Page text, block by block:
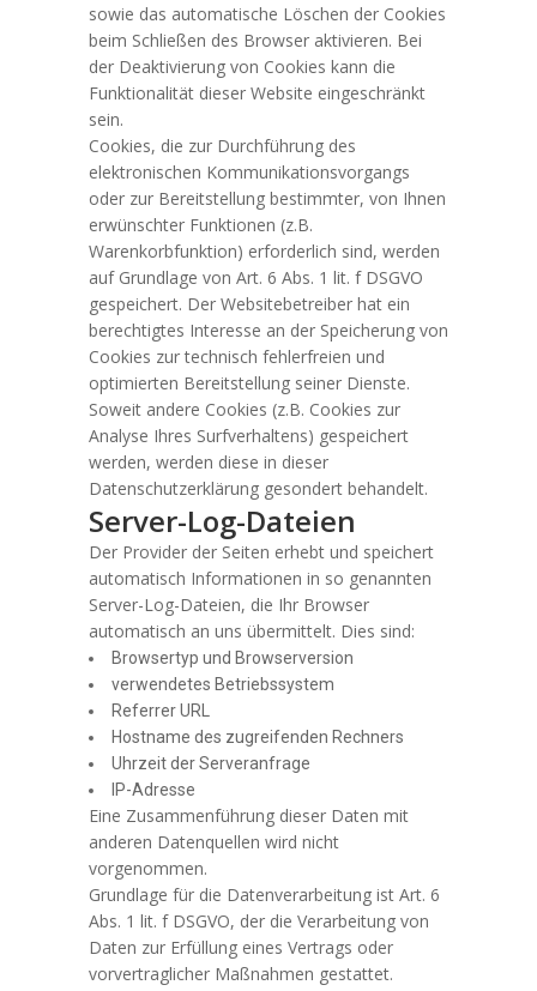
sowie das automatische Löschen der Cookies
beim Schließen des Browser aktivieren. Bei
der Deaktivierung von Cookies kann die
Funktionalität dieser Website eingeschränkt
sein.
Cookies, die zur Durchführung des
elektronischen Kommunikationsvorgangs
oder zur Bereitstellung bestimmter, von Ihnen
erwünschter Funktionen (z.B.
Warenkorbfunktion) erforderlich sind, werden
auf Grundlage von Art. 6 Abs. 1 lit. f DSGVO
gespeichert. Der Websitebetreiber hat ein
berechtigtes Interesse an der Speicherung von
Cookies zur technisch fehlerfreien und
optimierten Bereitstellung seiner Dienste.
Soweit andere Cookies (z.B. Cookies zur
Analyse Ihres Surfverhaltens) gespeichert
werden, werden diese in dieser
Datenschutzerklärung gesondert behandelt.
Server-Log-Dateien
Der Provider der Seiten erhebt und speichert
automatisch Informationen in so genannten
Server-Log-Dateien, die Ihr Browser
automatisch an uns übermittelt. Dies sind:
Browsertyp und Browserversion
verwendetes Betriebssystem
Referrer URL
Hostname des zugreifenden Rechners
Uhrzeit der Serveranfrage
IP-Adresse
Eine Zusammenführung dieser Daten mit
anderen Datenquellen wird nicht
vorgenommen.
Grundlage für die Datenverarbeitung ist Art. 6
Abs. 1 lit. f DSGVO, der die Verarbeitung von
Daten zur Erfüllung eines Vertrags oder
vorvertraglicher Maßnahmen gestattet.